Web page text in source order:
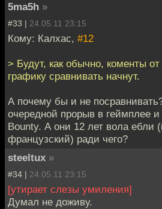
5ma5h »
#33 | 24.05.11 23:15
Кому: Калхас, #12
> Будут, как обычно, коменты
графику сравнивать начнут.
А почему бы и не
очередной прорыв в геймплее
Bounty. А они 12 лет вола ебли
французский) ради чего?
steeltux »
#34 | 24.05.11 23:15
[утирает слезы умиления]
Думал не доживу.